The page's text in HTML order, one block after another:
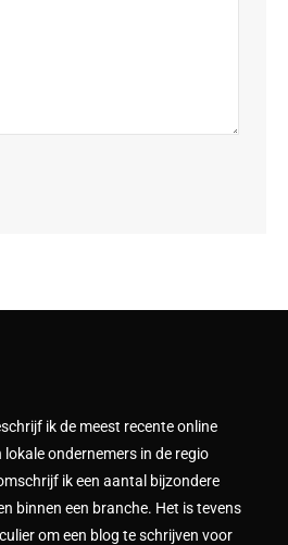
ik de meest recente online
ondernemers in de regio
ik een aantal bijzondere
binnen een branche. Het is tevens
om een blog te schrijven voor